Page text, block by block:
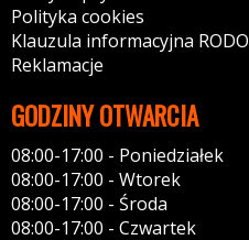
Polityka cookies
Klauzula informacyjna RODO
Reklamacje
GODZINY OTWARCIA
08:00-17:00 - Poniedziałek
08:00-17:00 - Wtorek
08:00-17:00 - Środa
08:00-17:00 - Czwartek